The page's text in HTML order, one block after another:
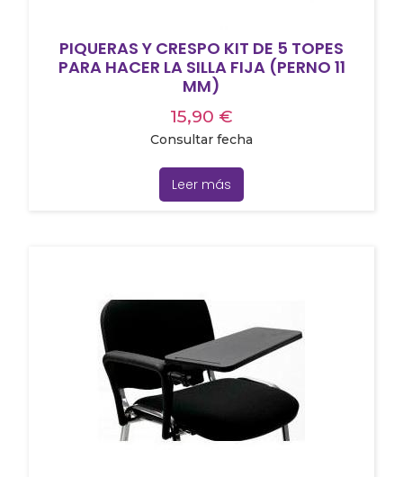
PIQUERAS Y CRESPO KIT DE 5 TOPES
PARA HACER LA SILLA FIJA (PERNO 11
MM)
15,90 €
Consultar fecha
Leer más